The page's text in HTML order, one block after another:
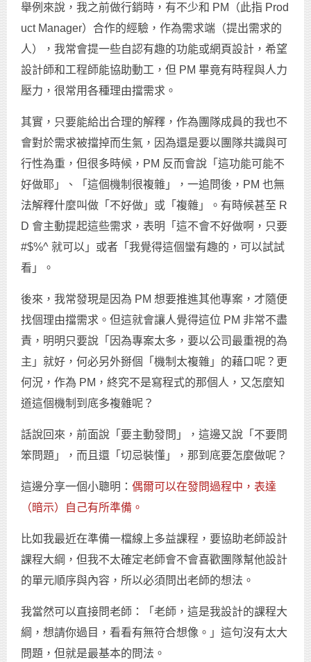
舉例來說，我之前做行銷時，有不少和 PM（此指 Prod
uct Manager）合作的經驗，作為需求端（提出需求的
人），我常會提一些自認有趣的功能或網頁設計，希望
設計師和工程師能協助動工，但 PM 畢竟有時程與人力
壓力，很常用各種理由擋需求。
其實，只要能給出合理的解釋，作為團隊成員的我也不
會對於需求被擋掉而生氣，因為還是要以團隊共識與可
行性為重，但很多時候，PM 反而會說「這功能可能不
好做耶」、「這個機制很複雜」，一追問後，PM 也無
法解釋什麼叫做「不好做」或「複雜」。有時候甚至 R
D 會主動提起這些需求，表明「這不會不好做啊，只要
#$%^ 就可以」或者「我覺得這個蠻有趣的，可以試試
看」。
後來，我常發現是因為 PM 想要推進其他專案，才隨便
找個理由擋需求。但這就會讓人覺得這位 PM 非常不盡
責，明明只要說「因為專案太多，要以公司最重視的為
主」就好，何必另外掰個「機制太複雜」的藉口呢？更
何況，作為 PM，終究不是寫程式的那個人，又怎麼知
道這個機制到底多複雜呢？
話說回來，前面說「要主動發問」，這邊又說「不要問
笨問題」，而且還「切忌裝懂」，那到底要怎麼做呢？
這邊分享一個小聰明： 偶爾可以在發問過程中，表達
（暗示）自己有所準備。
比如我最近在準備一檔線上多益課程，要協助老師設計
課程大綱，但我不太確定老師會不會喜歡團隊幫他設計
的單元順序與內容，所以必須問出老師的想法。
我當然可以直接問老師：「老師，這是我設計的課程大
綱，想請你過目，看看有無符合想像。」這句沒有太大
問題，但就是最基本的問法。